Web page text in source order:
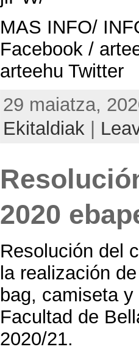
MAS INFO/
Facebook /
arteehu Twitter
29 maiatza,
Ekitaldiak|
2020
Resolución del
la realización
bag, camiseta
Facultad de
2020/21.